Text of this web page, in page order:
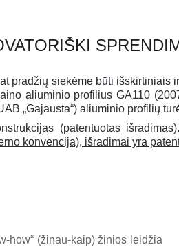
pradžių siekėme būti
aliuminio profilius GA110
„Gajausta“) aliuminio profilių
(patentuotas
konvencija), išradimai yra
how“ (žinau-kaip) žinios leidžia